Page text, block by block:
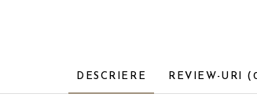
DESCRIERE REVIEW-URI